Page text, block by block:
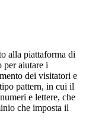
alla piattaforma di
per aiutare i
dei visitatori e
pattern, in cui il
e lettere, che
che imposta il